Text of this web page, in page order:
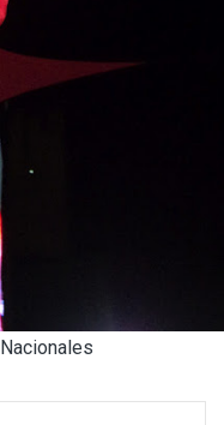
Nacionales